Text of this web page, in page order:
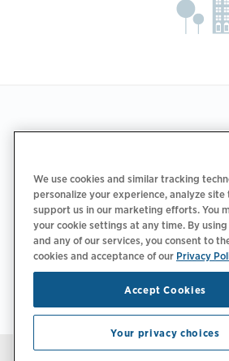
Politique de confidentialité‌ | Choix
We use cookies and similar tracking
personalize your experience, analyze
support us in our marketing efforts. You
your cookie settings at any time. By
and any of our services, you consent to
cookies and acceptance of our Privacy
Accept Cookies
Your privacy choices